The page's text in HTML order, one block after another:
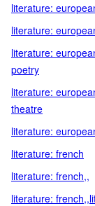
literature:
literature:
literature:
poetry
literature:
theatre
literature:
literature: french
literature: french,,
literature: